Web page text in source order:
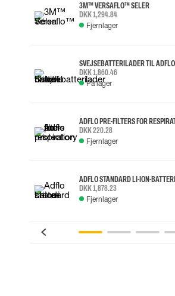
3M™ VERSAFLO™ SELER
DKK 1,294.84
Fjernlager
SVEJSEBATTERILADER TIL
DKK 1,860.46
På lager
ADFLO PRE-FILTERS FOR
DKK 220.28
Fjernlager
ADFLO STANDARD LI-ION-BATTERI
DKK 1,878.23
Fjernlager